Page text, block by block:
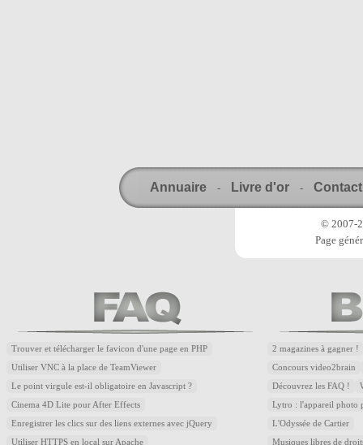
Annuaire - Livre d'or - Contact
© 2007-
Page
Trouver et télécharger le favicon d'une page en PHP
Utiliser VNC à la place de TeamViewer
Le point virgule est-il obligatoire en Javascript ?
Cinema 4D Lite pour After Effects
Enregistrer les clics sur des liens externes avec jQuery
Utiliser HTTPS en local sur Apache
2 magazines à gagner !
Concours video2brain
Découvrez les FAQ !
Lytro : l'appareil photo
L'Odyssée de Cartier
Musiques libres de